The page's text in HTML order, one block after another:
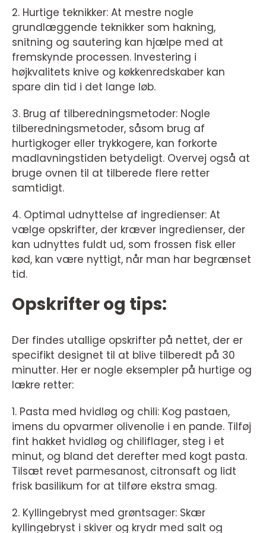
2. Hurtige teknikker: At mestre nogle
grundlæggende teknikker som hakning,
snitning og sautering kan hjælpe med at
fremskynde processen. Investering i
højkvalitets knive og køkkenredskaber kan
spare din tid i det lange løb.
3. Brug af tilberedningsmetoder: Nogle
tilberedningsmetoder, såsom brug af
hurtigkoger eller trykkogere, kan forkorte
madlavningstiden betydeligt. Overvej også at
bruge ovnen til at tilberede flere retter
samtidigt.
4. Optimal udnyttelse af ingredienser: At
vælge opskrifter, der kræver ingredienser, der
kan udnyttes fuldt ud, som frossen fisk eller
kød, kan være nyttigt, når man har begrænset
tid.
Opskrifter og tips:
Der findes utallige opskrifter på nettet, der er
specifikt designet til at blive tilberedt på 30
minutter. Her er nogle eksempler på hurtige og
lækre retter:
1. Pasta med hvidløg og chili: Kog pastaen,
imens du opvarmer olivenolie i en pande. Tilføj
fint hakket hvidløg og chiliflager, steg i et
minut, og bland det derefter med kogt pasta.
Tilsæt revet parmesanost, citronsaft og lidt
frisk basilikum for at tilføre ekstra smag.
2. Kyllingebryst med grøntsager: Skær
kyllingebryst i skiver og krydr med salt og